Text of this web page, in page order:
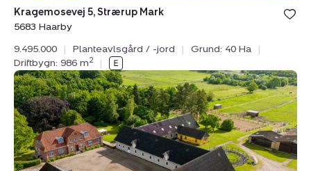
Bolig er
under
Kragemosevej 5, Strærup Mark
5683 Haarby
9.495.000
| Planteavlsgård / -jord | Grund: 40 Ha
|
Driftbygn: 986 m2 |
Landejendom:
Højbyvej
45,
Højby,
5260
Odense